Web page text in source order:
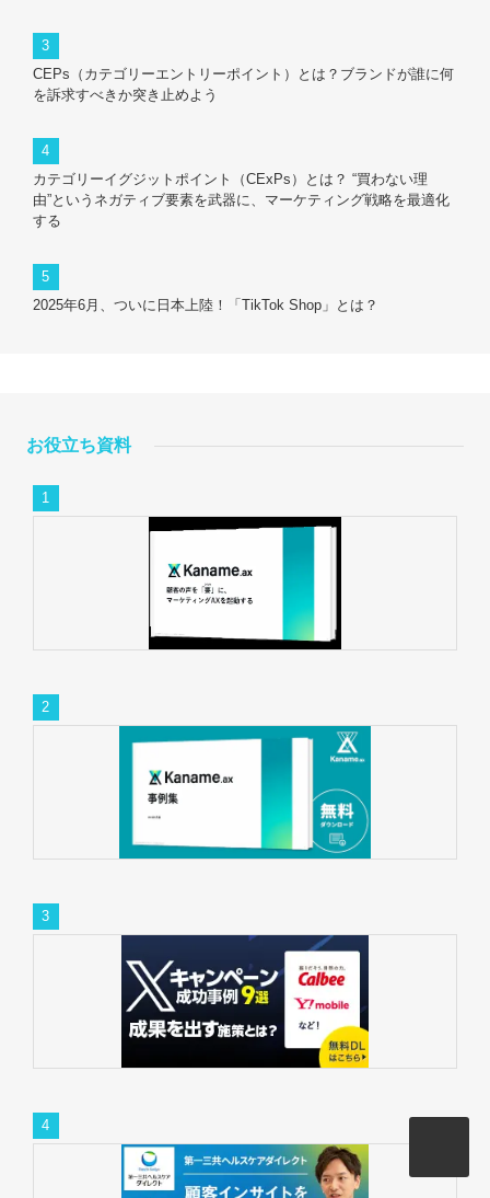
CEPs（カテゴリーエントリーポイント）とは？ブランドが誰に何
を訴求すべきか突き止めよう
カテゴリーイグジットポイント（CExPs）とは？ “買わない理
由”というネガティブ要素を武器に、マーケティング戦略を最適化
する
2025年6月、ついに日本上陸！「TikTok Shop」とは？
お役立ち資料